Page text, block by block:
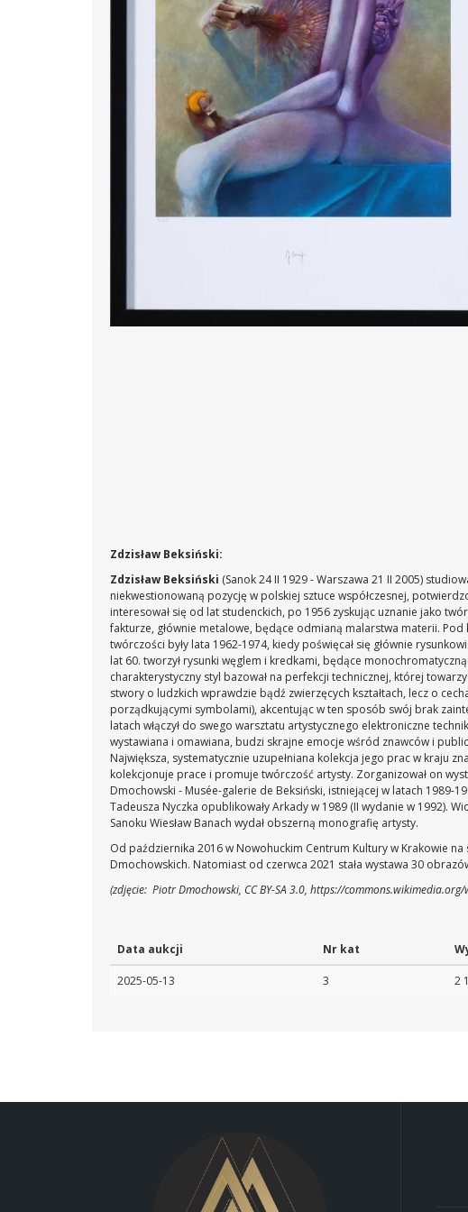
Zdzisław Beksiński:
Zdzisław Beksiński (Sanok 24 II 1929 - Warszawa 21 II 2005)
niekwestionowaną pozycję w polskiej sztuce współczesnej,
interesował się od lat studenckich, po 1956 zyskując uznanie jako
fakturze, głównie metalowe, będące odmianą malarstwa materii.
twórczości były lata 1962-1974, kiedy poświęcał się głównie
lat 60. tworzył rysunki węglem i kredkami, będące
charakterystyczny styl bazował na perfekcji technicznej, której
stwory o ludzkich wprawdzie bądź zwierzęcych kształtach, lecz o
porządkującymi symbolami), akcentując w ten sposób swój brak
latach włączył do swego warsztatu artystycznego elektroniczne
wystawiana i omawiana, budzi skrajne emocje wśród znawców i
Największa, systematycznie uzupełniana kolekcja jego prac w kraju
kolekcjonuje prace i promuje twórczość artysty. Zorganizował on
Dmochowski - Musée-galerie de Beksiński, istniejącej w latach 1989-
Tadeusza Nyczka opublikowały Arkady w 1989 (II wydanie w 1992).
Sanoku Wiesław Banach wydał obszerną monografię artysty.
Od października 2016 w Nowohuckim Centrum Kultury w Krakowie
Dmochowskich. Natomiast od czerwca 2021 stała wystawa 30
(zdjęcie: Piotr Dmochowski, CC BY-SA 3.0, https://
Data aukcji Nr kat
2025-05-13 3 2